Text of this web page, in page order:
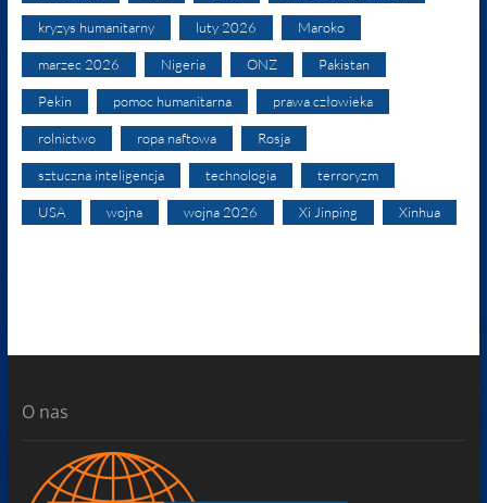
kryzys humanitarny luty 2026 Maroko
marzec 2026 Nigeria ONZ Pakistan
Pekin pomoc humanitarna prawa człowieka
rolnictwo ropa naftowa Rosja
sztuczna inteligencja technologia terroryzm
USA wojna wojna 2026 Xi Jinping Xinhua
O nas